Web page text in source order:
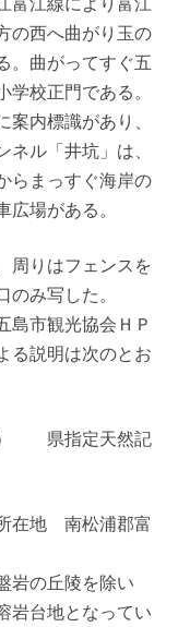
の西へ曲がり玉の
。曲がってすぐ五
校正門である。
内標識があり、
ル「井坑」は、
らまっすぐ海岸の
場がある。
周りはフェンスを
み写した。
島市観光協会ＨＰ
る説明は次のとお
） 県指定天然記
在地 南松浦郡富
岩の丘陵を除い
岩台地となってい